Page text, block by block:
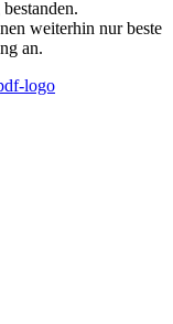
weiterhin nur beste
an.